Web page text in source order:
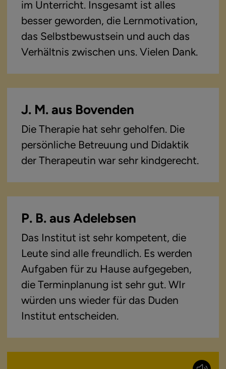
im Unterricht. Insgesamt ist alles
besser geworden, die Lernmotivation,
das Selbstbewustsein und auch das
Verhältnis zwischen uns. Vielen Dank.
J. M. aus Bovenden
Die Therapie hat sehr geholfen. Die
persönliche Betreuung und Didaktik
der Therapeutin war sehr kindgerecht.
P. B. aus Adelebsen
Das Institut ist sehr kompetent, die
Leute sind alle freundlich. Es werden
Aufgaben für zu Hause aufgegeben,
die Terminplanung ist sehr gut. WIr
würden uns wieder für das Duden
Institut entscheiden.